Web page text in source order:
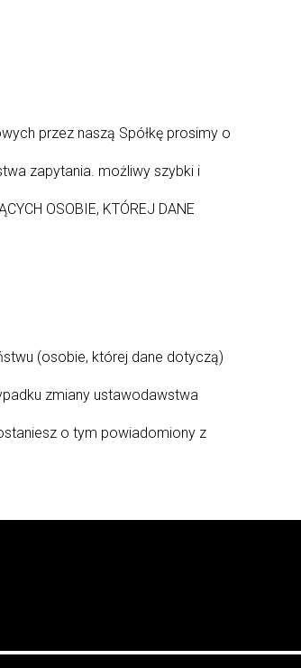
przez naszą Spółkę prosimy o
zapytania. możliwy szybki i
OSOBIE, KTÓREJ DANE
(osobie, której dane dotyczą)
zmiany ustawodawstwa
o tym powiadomiony z